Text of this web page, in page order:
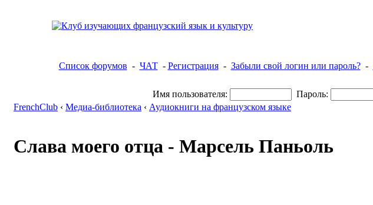
Список форумов - ЧАТ- Регистрация- Забыли свой логин или пароль?-
Имя пользователя: Пароль:
FrenchClub ‹ Медиа-библиотека ‹ Аудиокниги на французском языке
Слава моего отца - Марсель Паньоль